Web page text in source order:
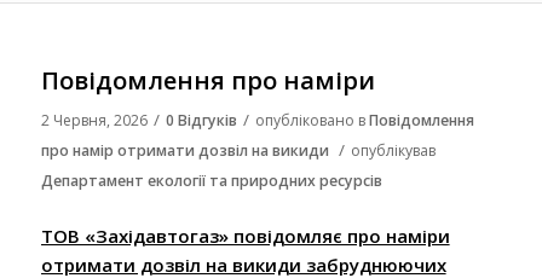
Повідомлення про наміри
2 Червня, 2026 / 0 Відгуків / опубліковано вПовідомлення
про намір отримати дозвіл на викиди / опублікував
Департамент екології та природних ресурсів
ТОВ «Західавтогаз» повідомляє про наміри
отримати дозвіл на викиди забруднюючих